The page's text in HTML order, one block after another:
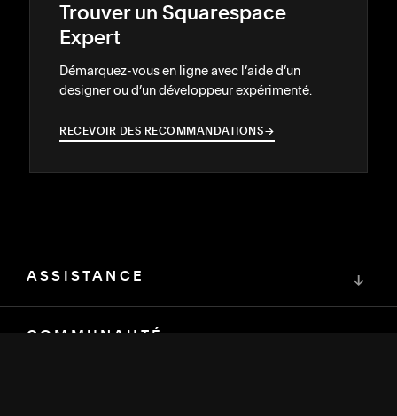
Trouver un Squarespace
Expert
Démarquez-vous en ligne avec l’aide d’un
designer ou d’un développeur expérimenté.
RECEVOIR DES RECOMMANDATIONS→
→
ASSISTANCE ↓
COMMUNAUTÉ